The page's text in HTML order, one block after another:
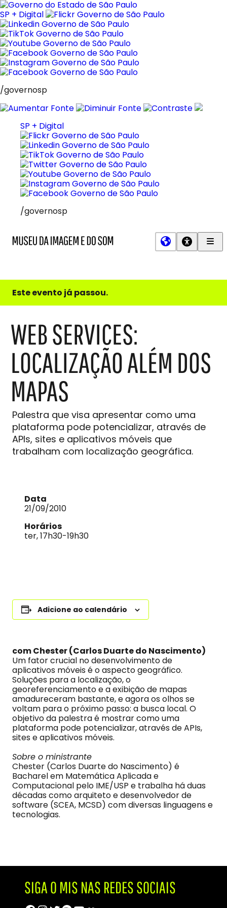
Pular
para
o
conteúdo
SP + Digital
/governosp
SP + Digital
/governosp
e
do
Este evento já passou.
WEB SERVICES:
LOCALIZAÇÃO ALÉM DOS
MAPAS
Palestra que visa apresentar como uma
plataforma pode potencializar, através de
APIs, sites e aplicativos móveis que
trabalham com localização geográfica.
Data
21/09/2010
Horários
ter, 17h30-19h30
Adicione ao calendário
com Chester (Carlos Duarte do Nascimento)
Um fator crucial no desenvolvimento de
aplicativos móveis é o aspecto geográfico.
Soluções para a localização, o
georeferenciamento e a exibição de mapas
amadureceram bastante, e agora os olhos se
voltam para o próximo passo: a busca local. O
objetivo da palestra é mostrar como uma
plataforma pode potencializar, através de APIs,
sites e aplicativos móveis.
Sobre o ministrante
Chester (Carlos Duarte do Nascimento) é
Bacharel em Matemática Aplicada e
Computacional pelo IME/USP e trabalha há duas
décadas como arquiteto e desenvolvedor de
software (SCEA, MCSD) com diversas linguagens e
tecnologias.
SIGA O MIS NAS REDES SOCIAIS